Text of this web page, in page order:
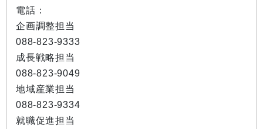
電話：
企画調整担当
088-823-9333
成長戦略担当
088-823-9049
地域産業担当
088-823-9334
就職促進担当